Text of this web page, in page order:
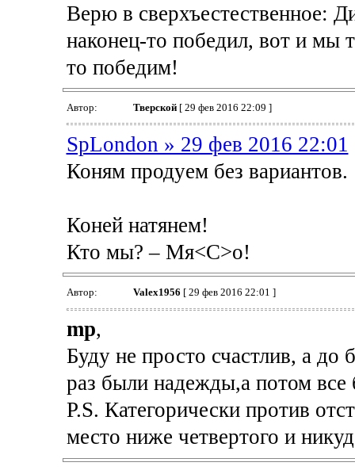
Верю в сверхъестественное:
наконец-то победил, вот и мы
то победим!
Автор: Тверской[ 29 фев 2016 22:09 ]
SpLondon » 29 фев 2016 22:01
Коням продуем без вариантов.
Коней натянем!
Кто мы? – Мя<С>о!
Автор: Valex1956 [ 29 фев 2016 22:01 ]
mp,
Буду не просто счастлив, а
раз были надежды,а потом все
P.S. Категорически против
место ниже четвертого и